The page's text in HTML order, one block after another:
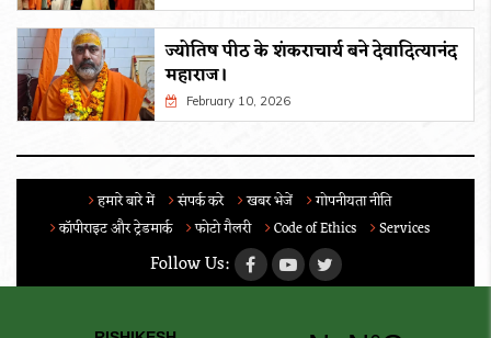
ज्योतिष पीठ के शंकराचार्य बने देवादित्यानंद
महाराज।
February 10, 2026
हमारे बारे में संपर्क करे खबर भेजें
गोपनीयता नीति
कॉपीराइट और ट्रेडमार्क
फोटो गैलरी Code of Ethics Services
Follow Us: